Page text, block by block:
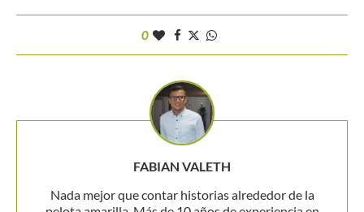
0
FABIAN VALETH
Nada mejor que contar historias alrededor de la